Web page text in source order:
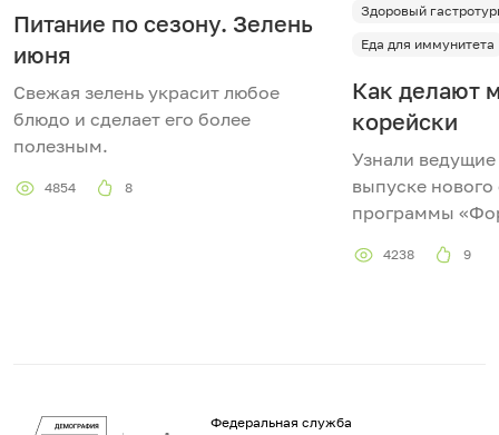
Питание по сезону. Зелень
июня
Свежая зелень украсит любое
блюдо и сделает его более
полезным.
4854 8
Здоровый
Еда для иммунитета
Как делают
корейски
Узнали
выпуске нового
программы
4238 9
Федеральная служба